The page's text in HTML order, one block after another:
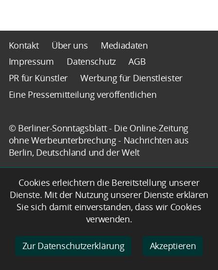
Kontakt Über uns
Mediadaten
Impressum
Datenschutz
AGB
PR für Künstler
Werbung für Dienstleister
Eine Pressemitteilung veröffentlichen
© Berliner-Sonntagsblatt - Die Online-Zeitung
ohne Werbeunterbrechung - Nachrichten aus
Berlin, Deutschland und der Welt
Cookies erleichtern die Bereitstellung unserer
Dienste. Mit der Nutzung unserer Dienste erklären
Sie sich damit einverstanden, dass wir Cookies
verwenden.
Zur Datenschutzerklärung Akzeptieren